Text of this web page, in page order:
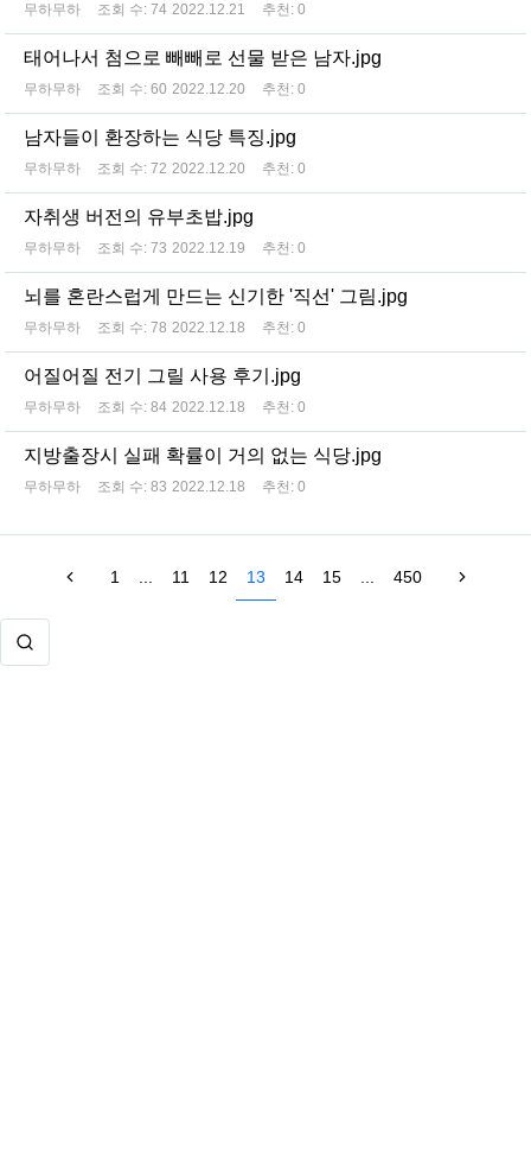
무하무하 조회 수: 74 2022.12.21 추천: 0
태어나서 첨으로 빼빼로 선물 받은 남자.jpg
무하무하 조회 수: 60 2022.12.20 추천: 0
남자들이 환장하는 식당 특징.jpg
무하무하 조회 수: 72 2022.12.20 추천: 0
자취생 버전의 유부초밥.jpg
무하무하 조회 수: 73 2022.12.19 추천: 0
뇌를 혼란스럽게 만드는 신기한 '직선' 그림.jpg
무하무하 조회 수: 78 2022.12.18 추천: 0
어질어질 전기 그릴 사용 후기.jpg
무하무하 조회 수: 84 2022.12.18 추천: 0
지방출장시 실패 확률이 거의 없는 식당.jpg
무하무하 조회 수: 83 2022.12.18 추천: 0
1 ... 11 12 13 14 15 ... 450